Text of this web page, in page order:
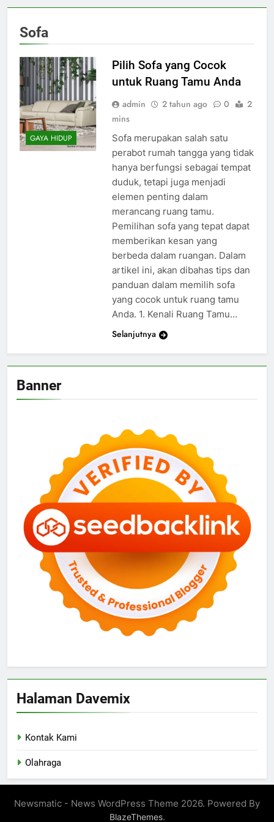
Sofa
GAYA HIDUP
Pilih Sofa yang Cocok
untuk Ruang Tamu Anda
admin 2 tahun ago 0
2
mins
Sofa merupakan salah satu
perabot rumah tangga yang tidak
hanya berfungsi sebagai tempat
duduk, tetapi juga menjadi
elemen penting dalam
merancang ruang tamu.
Pemilihan sofa yang tepat dapat
memberikan kesan yang
berbeda dalam ruangan. Dalam
artikel ini, akan dibahas tips dan
panduan dalam memilih sofa
yang cocok untuk ruang tamu
Anda. 1. Kenali Ruang Tamu…
Selanjutnya
Banner
Halaman Davemix
Kontak Kami
Olahraga
Newsmatic - News WordPress Theme 2026. Powered By
BlazeThemes.